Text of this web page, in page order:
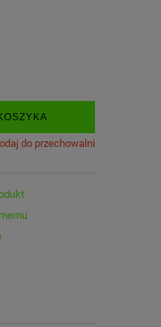
do przechowalni